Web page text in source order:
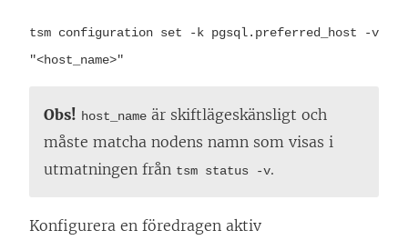
tsm configuration set -k pgsql.preferred_host -v
"<host_name>"
Obs! host_name är skiftlägeskänsligt och
måste matcha nodens namn som visas i
utmatningen från tsm status -v.
Konfigurera en föredragen aktiv